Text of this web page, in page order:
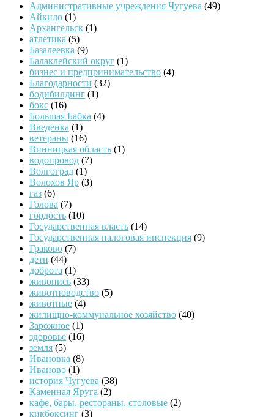
Административные учреждения Чугуева (49)
Айкидо (1)
Архангельск (1)
атлетика (5)
Базалеевка (9)
Балаклейский округ (1)
бизнес и предпринимательство (4)
Благодарности (32)
бодибилдинг (1)
бокс (16)
Большая Бабка (4)
Введенка (1)
ветераны (16)
Винницкая область (1)
водопровод (7)
Волгоград (1)
Волохов Яр (3)
газ (6)
Голова (7)
гордость (10)
Государственная власть (14)
Государственная налоговая инспекция (9)
Граково (7)
дети (44)
доброта (1)
живопись (33)
животноводство (5)
животные (4)
жилищно-коммунальное хозяйство (40)
Зарожное (1)
здоровье (16)
земля (5)
Ивановка (8)
Иваново (1)
история Чугуева (38)
Каменная Яруга (2)
кафе, бары, рестораны, столовые (2)
кикбоксинг (3)